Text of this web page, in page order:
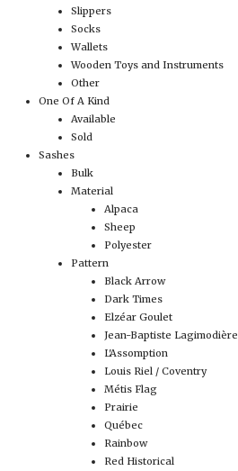
Slippers
Socks
Wallets
Wooden Toys and Instruments
Other
One Of A Kind
Available
Sold
Sashes
Bulk
Material
Alpaca
Sheep
Polyester
Pattern
Black Arrow
Dark Times
Elzéar Goulet
Jean-Baptiste Lagimodière
L'Assomption
Louis Riel / Coventry
Métis Flag
Prairie
Québec
Rainbow
Red Historical